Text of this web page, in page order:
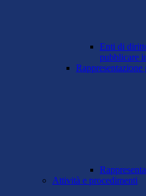
Enti di
pubblicare
Rappresentazione
Attività e procedimenti